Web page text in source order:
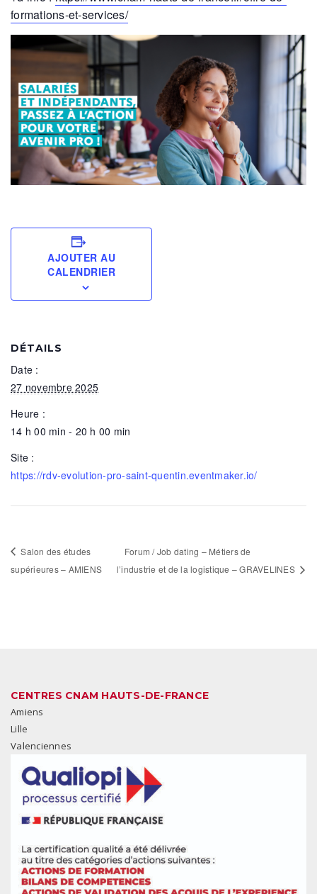
formations-et-services/
AJOUTER AU
CALENDRIER
DÉTAILS
Date :
27 novembre 2025
Heure :
14 h 00 min - 20 h 00 min
Site :
https://rdv-evolution-pro-saint-quentin.eventmaker.io/
Salon des études
supérieures – AMIENS
Forum / Job dating – Métiers de
l’industrie et de la logistique – GRAVELINES
CENTRES CNAM HAUTS-DE-FRANCE
Amiens
Lille
Valenciennes